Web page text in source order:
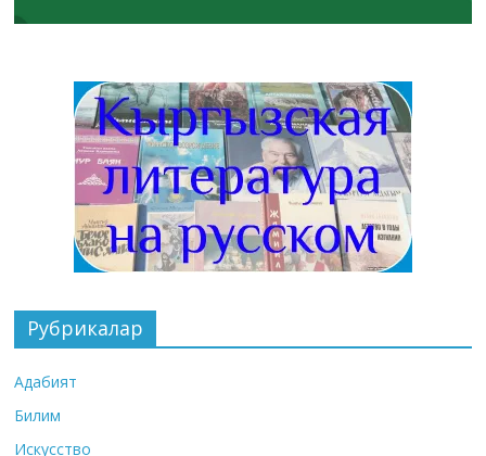
Рубрикалар
Адабият
Билим
Искусство